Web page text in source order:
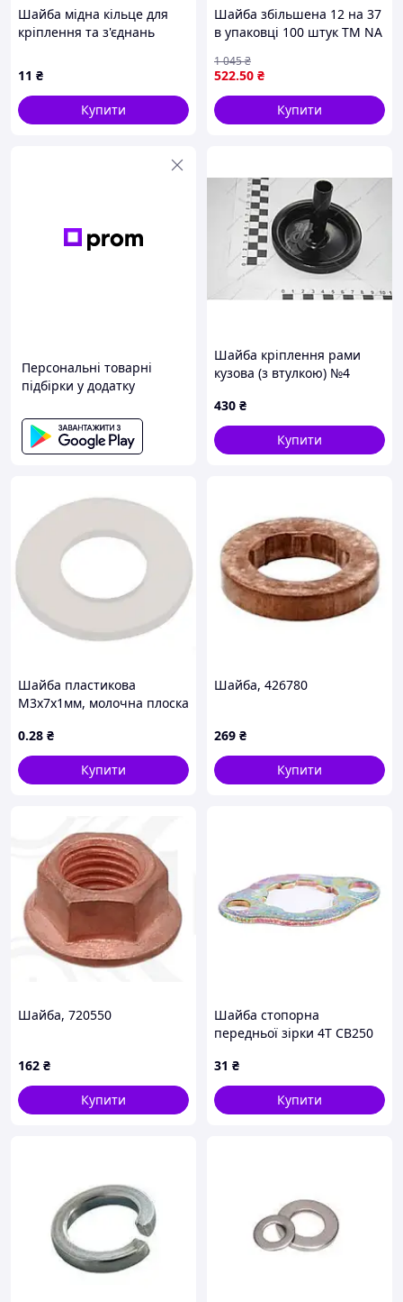
Шайба мідна кільце для
кріплення та з'єднань
автомобілів і електроніки
11 ₴
Купити
Шайба збільшена 12 на 37
в упаковці 100 штук ТМ NA
та міцних напоїв
522.50 ₴
1 045₴
Купити
Персональні товарні
підбірки у додатку
Шайба кріплення рами
кузова (з втулкою) №4
430 ₴
Купити
Шайба пластикова
M3x7x1мм, молочна плоска
0.28 ₴
Купити
Шайба, 426780
269 ₴
Купити
Шайба, 720550
162 ₴
Купити
Шайба стопорна
передньої зірки 4T ​​CB250
31 ₴
Купити